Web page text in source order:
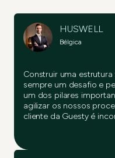
HUSWELL
Bélgica
Construir uma
sempre um desafio e
um dos pilares
agilizar os nossos
cliente da Guesty é